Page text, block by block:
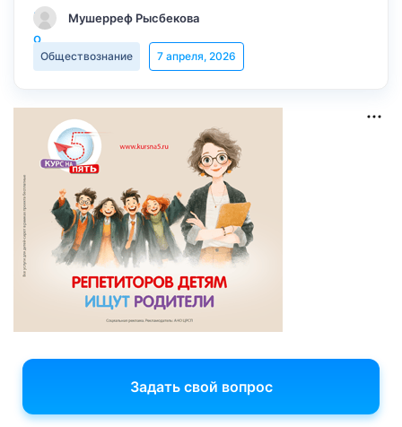
Мушерреф Рысбекова
Обществознание 7 апреля, 2026
Задать свой вопрос